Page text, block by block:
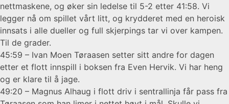
nettmaskene, og øker sin ledelse til 5-2 etter 41:58. Vi
legger nå om spillet vårt litt, og krydderet med en heroisk
innsats i alle dueller og full skjerpings tar vi over kampen.
Til de grader.
45:59 – Ivan Moen Tøraasen setter sitt andre for dagen
etter et flott innspill i boksen fra Even Hervik. Vi har heng
og er klare til å jage.
49:20 – Magnus Alhaug i flott driv i sentrallinja får pass fra